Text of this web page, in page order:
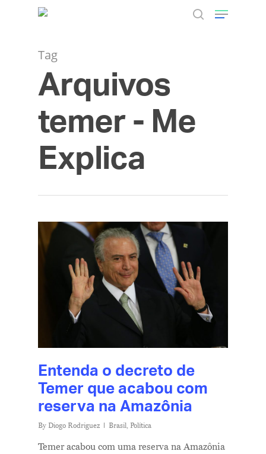
Hit enter to search or ESC to close
Tag
Arquivos
temer - Me
Explica
Entenda o decreto de
Temer que acabou com
reserva na Amazônia
By Diogo Rodriguez Brasil, Política
Temer acabou com uma reserva na Amazônia